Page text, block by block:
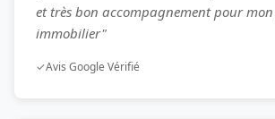
et très bon accompagnement pour
immobilier"
✓Avis Google Vérifié